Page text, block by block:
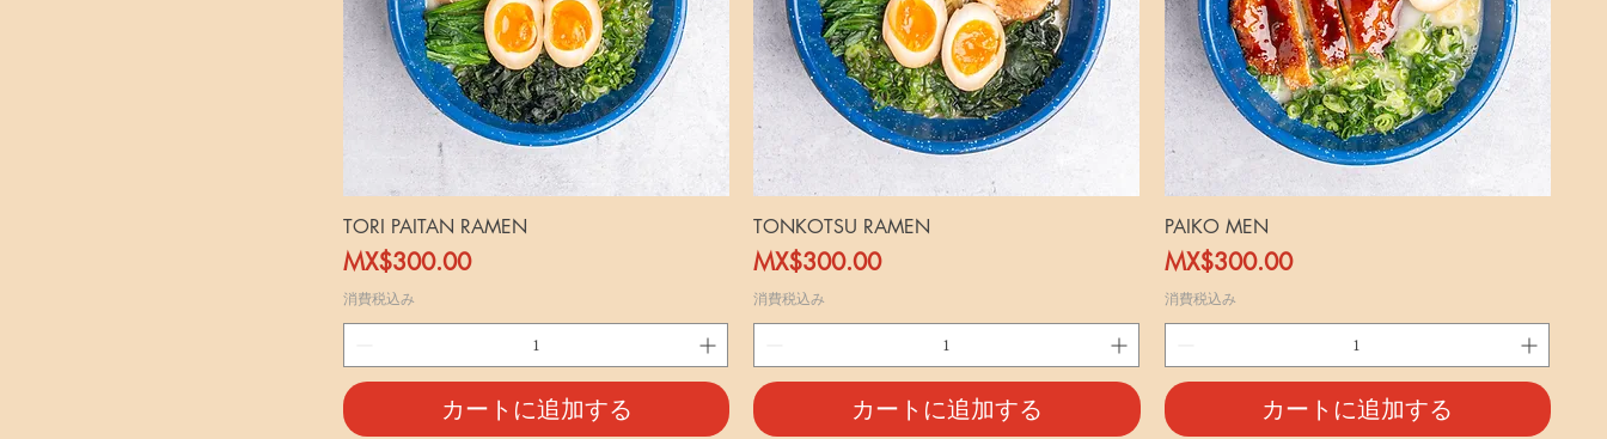
TORI PAITAN RAMEN
価格
MX$300.00
消費税込み
カートに追加する
TONKOTSU RAMEN
価格
MX$300.00
消費税込み
カートに追加する
PAIKO MEN
価格
MX$300.00
消費税込み
カートに追加する